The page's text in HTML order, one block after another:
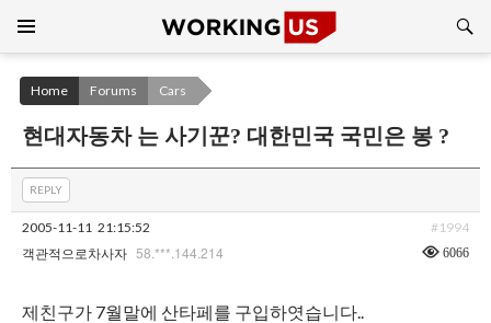
CONTENT
Home Forums Cars
현대자동차 는 사기꾼? 대한민국 국민은 봉 ?
REPLY
2005-11-11 21:15:52 #1994
객관적으로차사자 58.***.144.214 6066
제친구가 7월말에 산타페를 구입하엿습니다..